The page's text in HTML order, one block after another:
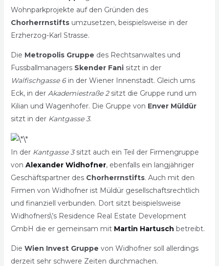
Wohnparkprojekte auf den Gründen des
Chorherrnstiftsumzusetzen, beispielsweise in der
Erzherzog-Karl Strasse.
Die Metropolis Gruppe des Rechtsanwaltes und
Fussballmanagers Skender Fanisitzt in der
Walfischgasse 6in der Wiener Innenstadt. Gleich ums
Eck, in der Akademiestraße 2sitzt die Gruppe rund um
Kilian und Wagenhofer. Die Gruppe von Enver Müldür
sitzt in der Kantgasse 3.
In der Kantgasse 3sitzt auch ein Teil der Firmengruppe
von Alexander Widhofner, ebenfalls ein langjähriger
Geschäftspartner des Chorherrnstifts. Auch mit den
Firmen von Widhofner ist Müldür gesellschaftsrechtlich
und finanziell verbunden. Dort sitzt beispielsweise
Widhofners\’s Residence Real Estate Development
GmbH die er gemeinsam mit Martin Hartusch betreibt.
Die Wien Invest Gruppe von Widhofner soll allerdings
derzeit sehr schwere Zeiten durchmachen.